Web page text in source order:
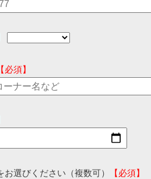
【必須】
選びください（複数可）
【必須】